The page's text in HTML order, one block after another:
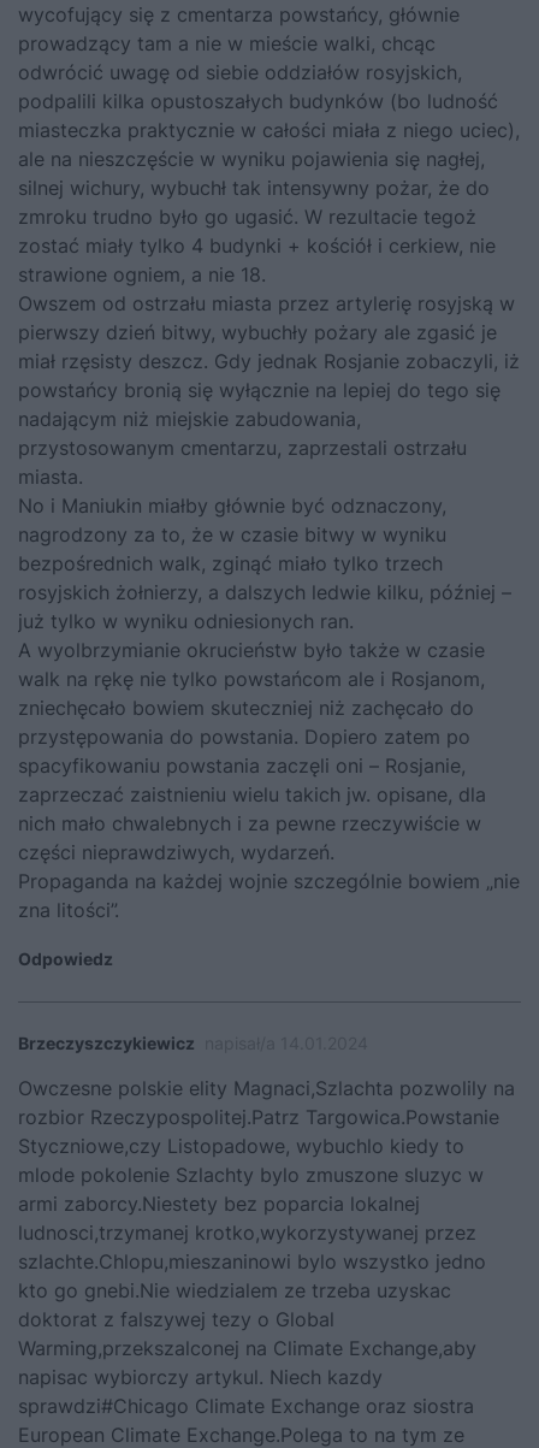
wycofujący się z cmentarza powstańcy, głównie
prowadzący tam a nie w mieście walki, chcąc
odwrócić uwagę od siebie oddziałów rosyjskich,
podpalili kilka opustoszałych budynków (bo ludność
miasteczka praktycznie w całości miała z niego uciec),
ale na nieszczęście w wyniku pojawienia się nagłej,
silnej wichury, wybuchł tak intensywny pożar, że do
zmroku trudno było go ugasić. W rezultacie tegoż
zostać miały tylko 4 budynki + kościół i cerkiew, nie
strawione ogniem, a nie 18.
Owszem od ostrzału miasta przez artylerię rosyjską w
pierwszy dzień bitwy, wybuchły pożary ale zgasić je
miał rzęsisty deszcz. Gdy jednak Rosjanie zobaczyli, iż
powstańcy bronią się wyłącznie na lepiej do tego się
nadającym niż miejskie zabudowania,
przystosowanym cmentarzu, zaprzestali ostrzału
miasta.
No i Maniukin miałby głównie być odznaczony,
nagrodzony za to, że w czasie bitwy w wyniku
bezpośrednich walk, zginąć miało tylko trzech
rosyjskich żołnierzy, a dalszych ledwie kilku, później –
już tylko w wyniku odniesionych ran.
A wyolbrzymianie okrucieństw było także w czasie
walk na rękę nie tylko powstańcom ale i Rosjanom,
zniechęcało bowiem skuteczniej niż zachęcało do
przystępowania do powstania. Dopiero zatem po
spacyfikowaniu powstania zaczęli oni – Rosjanie,
zaprzeczać zaistnieniu wielu takich jw. opisane, dla
nich mało chwalebnych i za pewne rzeczywiście w
części nieprawdziwych, wydarzeń.
Propaganda na każdej wojnie szczególnie bowiem „nie
zna litości”.
Odpowiedz
Brzeczyszczykiewicz
Owczesne polskie elity Magnaci,Szlachta pozwolily na
rozbior Rzeczypospolitej.Patrz Targowica.Powstanie
Styczniowe,czy Listopadowe, wybuchlo kiedy to
mlode pokolenie Szlachty bylo zmuszone sluzyc w
armi zaborcy.Niestety bez poparcia lokalnej
ludnosci,trzymanej krotko,wykorzystywanej przez
szlachte.Chlopu,mieszaninowi bylo wszystko jedno
kto go gnebi.Nie wiedzialem ze trzeba uzyskac
doktorat z falszywej tezy o Global
Warming,przekszalconej na Climate Exchange,aby
napisac wybiorczy artykul. Niech kazdy
sprawdzi#Chicago Climate Exchange oraz siostra
European Climate Exchange.Polega to na tym ze